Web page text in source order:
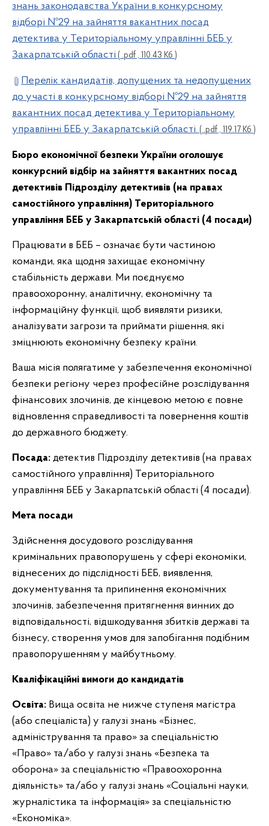
знань законодавства України в конкурсному
відборі №29 на зайняття вакантних посад
детектива у Територіальному управлінні БЕБ у
Закарпатській області ( .pdf , 110.43 Кб )
Перелік кандидатів, допущених та недопущених
до участі в конкурсному відборі №29 на зайняття
вакантних посад детектива у Територіальному
управлінні БЕБ у Закарпатській області. ( .pdf , 119.17 Кб )
Бюро економічної безпеки України оголошує
конкурсний відбір на зайняття вакантних посад
детективів Підрозділу детективів (на правах
самостійного управління) Територіального
управління БЕБ у Закарпатській області (4 посади)
Працювати в БЕБ – означає бути частиною
команди, яка щодня захищає економічну
стабільність держави. Ми поєднуємо
правоохоронну, аналітичну, економічну та
інформаційну функції, щоб виявляти ризики,
аналізувати загрози та приймати рішення, які
зміцнюють економічну безпеку країни.
Ваша місія полягатиме у забезпечення економічної
безпеки регіону через професійне розслідування
фінансових злочинів, де кінцевою метою є повне
відновлення справедливості та повернення коштів
до державного бюджету.
Посада: детектив Підрозділу детективів (на правах
самостійного управління) Територіального
управління БЕБ у Закарпатській області (4 посади).
Мета посади
Здійснення досудового розслідування
кримінальних правопорушень у сфері економіки,
віднесених до підслідності БЕБ, виявлення,
документування та припинення економічних
злочинів, забезпечення притягнення винних до
відповідальності, відшкодування збитків державі та
бізнесу, створення умов для запобігання подібним
правопорушенням у майбутньому.
Кваліфікаційні вимоги до кандидатів
Освіта: Вища освіта не нижче ступеня магістра
(або спеціаліста) у галузі знань «Бізнес,
адміністрування та право» за спеціальністю
«Право» та/або у галузі знань «Безпека та
оборона» за спеціальністю «Правоохоронна
діяльність» та/або у галузі знань «Соціальні науки,
журналістика та інформація» за спеціальністю
«Економіка».